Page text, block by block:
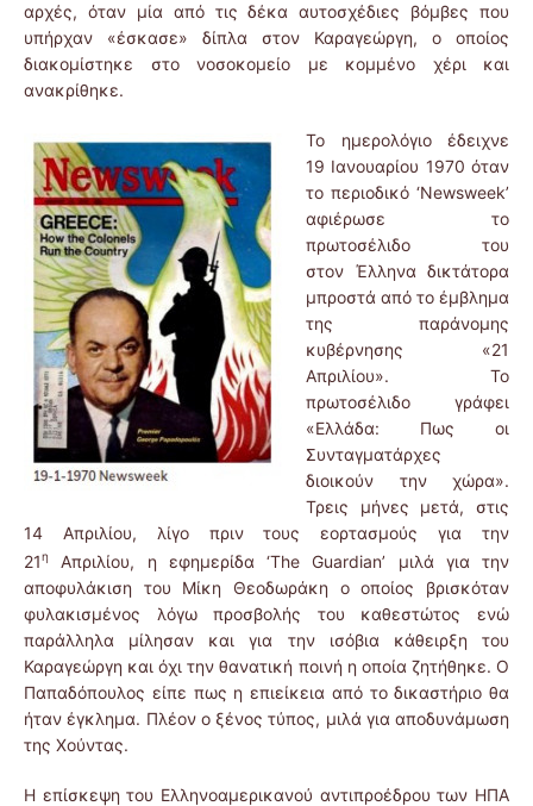
αρχές, όταν μία από τις δέκα αυτοσχέδιες βόμβες που
υπήρχαν «έσκασε» δίπλα στον Καραγεώργη, ο οποίος
διακομίστηκε στο νοσοκομείο με κομμένο χέρι και
ανακρίθηκε.
Το ημερολόγιο έδειχνε
19 Ιανουαρίου 1970 όταν
το περιοδικό ‘Newsweek’
αφιέρωσε το
πρωτοσέλιδο του
στον Έλληνα δικτάτορα
μπροστά από το έμβλημα
της παράνομης
κυβέρνησης «21
Απριλίου». Το
πρωτοσέλιδο γράφει
«Ελλάδα: Πως οι
Συνταγματάρχες
διοικούν την χώρα».
Τρεις μήνες μετά, στις
14 Απριλίου, λίγο πριν τους εορτασμούς για την
21η
Απριλίου, η εφημερίδα ‘The Guardian’ μιλά για την
αποφυλάκιση του Μίκη Θεοδωράκη ο οποίος βρισκόταν
φυλακισμένος λόγω προσβολής του καθεστώτος ενώ
παράλληλα μίλησαν και για την ισόβια κάθειρξη του
Καραγεώργη και όχι την θανατική ποινή η οποία ζητήθηκε. Ο
Παπαδόπουλος είπε πως η επιείκεια από το δικαστήριο θα
ήταν έγκλημα. Πλέον ο ξένος τύπος, μιλά για αποδυνάμωση
της Χούντας.
Η επίσκεψη του Ελληνοαμερικανού αντιπροέδρου των ΗΠΑ